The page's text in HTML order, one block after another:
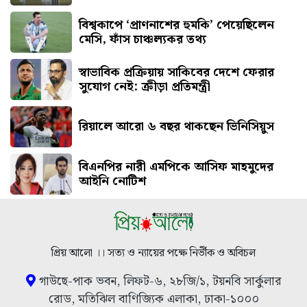
বিশ্বকাপে ‘প্রাণনাশের হুমকি’ পেয়েছিলেন
মেসি, ফাঁস চাঞ্চল্যকর তথ্য
স্বাভাবিক প্রক্রিয়ায় সাকিবের দেশে ফেরার
সুযোগ নেই: ক্রীড়া প্রতিমন্ত্রী
রিয়ালে আরো ৬ বছর থাকছেন ভিনিসিয়ুস
বিএনপির নারী এমপিকে আসিফ মাহমুদের
আইনি নোটিশ
প্রিয় আলো ।। সত্য ও ন্যায়ের পক্ষে নির্ভীক ও অবিচল
গাউছে-পাক ভবন, লিফট-৬, ২৮জি/১, টয়নবি সার্কুলার
রোড, মতিঝিল বাণিজ্যিক এলাকা, ঢাকা-১০০০